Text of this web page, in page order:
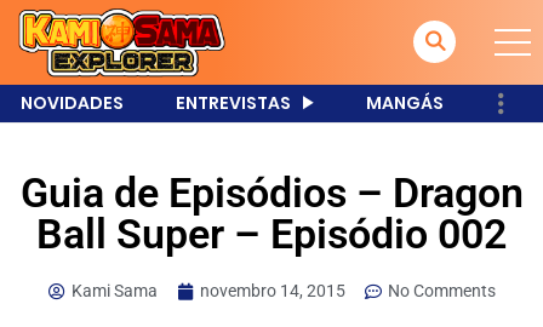
NOVIDADES ENTREVISTAS MANGÁS
Guia de Episódios – Dragon
Ball Super – Episódio 002
Kami Sama novembro 14, 2015 No Comments